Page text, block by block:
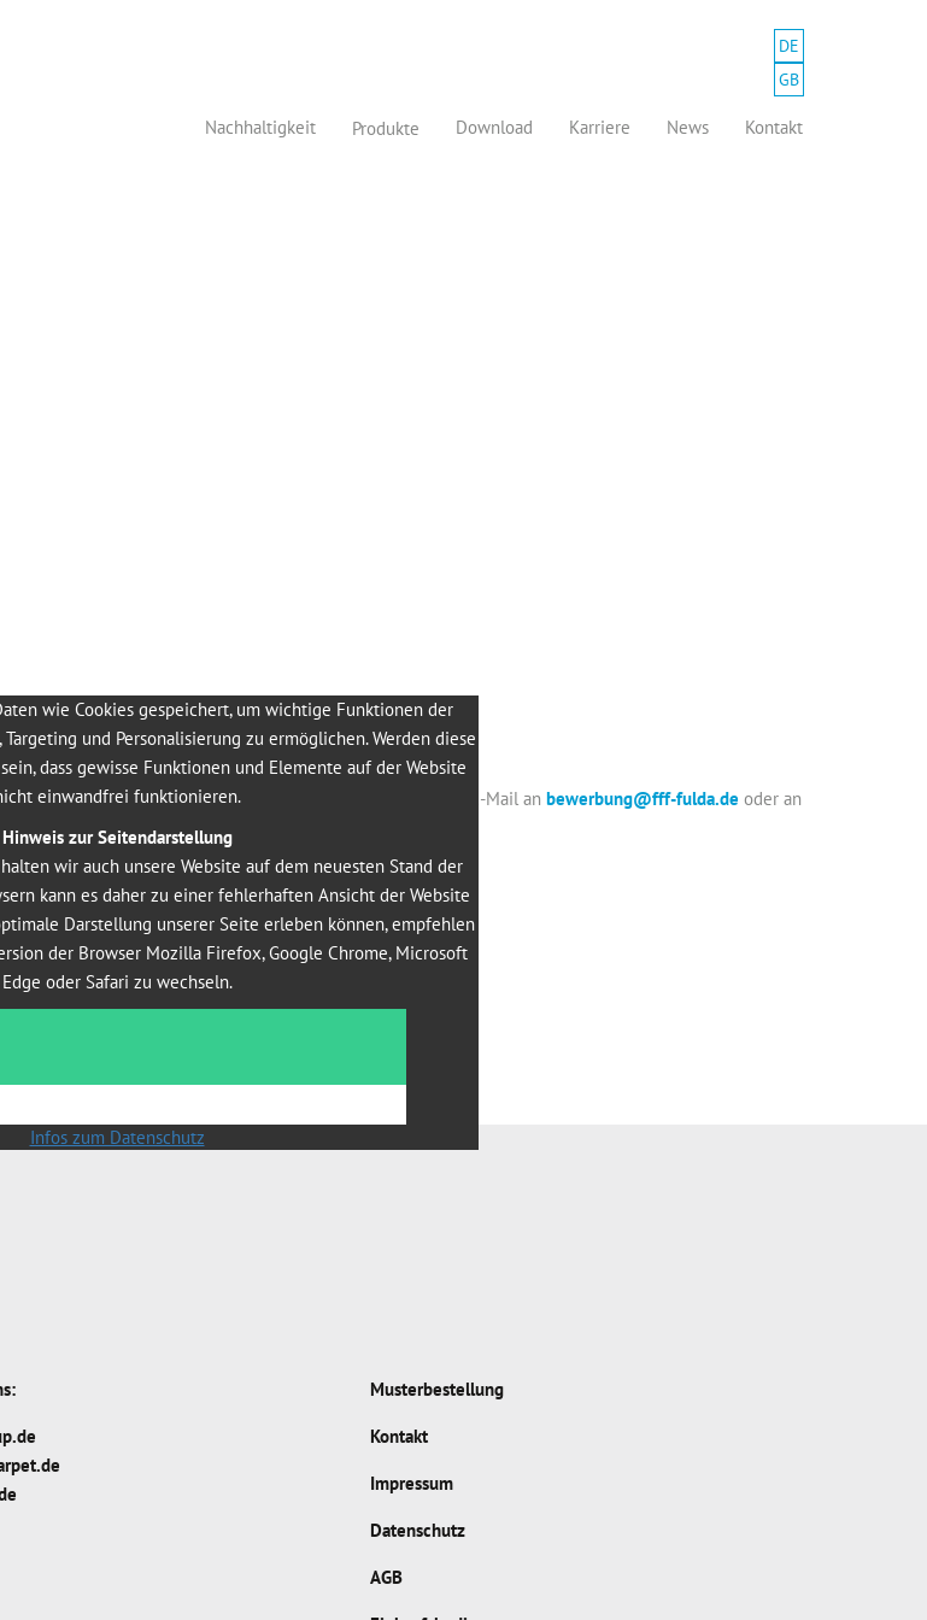
DE
GB
Nachhaltigkeit Produkte Download Karriere News Kontakt
incl. Ihrer Einkommensvorstellungen vorzugsweise per E-Mail an bewerbung@fff-fulda.de oder an
Fulda.
Musterbestellung
Kontakt
Impressum
Datenschutz
AGB
wie Cookies gespeichert, um wichtige Funktionen der
und Personalisierung zu ermöglichen. Werden diese
dass gewisse Funktionen und Elemente auf der Website
einwandfrei funktionieren.
Hinweis zur Seitendarstellung
wir auch unsere Website auf dem neuesten Stand der
kann es daher zu einer fehlerhaften Ansicht der Website
Darstellung unserer Seite erleben können, empfehlen
der Browser Mozilla Firefox, Google Chrome, Microsoft
Edge oder Safari zu wechseln.
Infos zum Datenschutz